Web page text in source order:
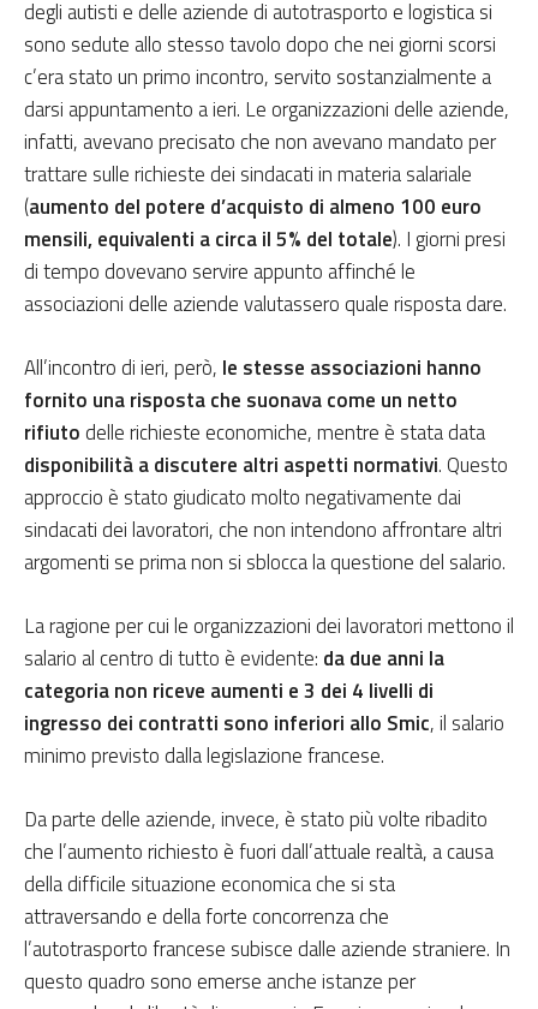
degli autisti e delle aziende di autotrasporto e logistica si
sono sedute allo stesso tavolo dopo che nei giorni scorsi
c’era stato un primo incontro, servito sostanzialmente a
darsi appuntamento a ieri. Le organizzazioni delle aziende,
infatti, avevano precisato che non avevano mandato per
trattare sulle richieste dei sindacati in materia salariale
(aumento del potere d’acquisto di almeno 100 euro
mensili, equivalenti a circa il 5% del totale). I giorni presi
di tempo dovevano servire appunto affinché le
associazioni delle aziende valutassero quale risposta dare.
All’incontro di ieri, però, le stesse associazioni hanno
fornito una risposta che suonava come un netto
rifiuto delle richieste economiche, mentre è stata data
disponibilità a discutere altri aspetti normativi. Questo
approccio è stato giudicato molto negativamente dai
sindacati dei lavoratori, che non intendono affrontare altri
argomenti se prima non si sblocca la questione del salario.
La ragione per cui le organizzazioni dei lavoratori mettono il
salario al centro di tutto è evidente: da due anni la
categoria non riceve aumenti e 3 dei 4 livelli di
ingresso dei contratti sono inferiori allo Smic, il salario
minimo previsto dalla legislazione francese.
Da parte delle aziende, invece, è stato più volte ribadito
che l’aumento richiesto è fuori dall’attuale realtà, a causa
della difficile situazione economica che si sta
attraversando e della forte concorrenza che
l’autotrasporto francese subisce dalle aziende straniere. In
questo quadro sono emerse anche istanze per